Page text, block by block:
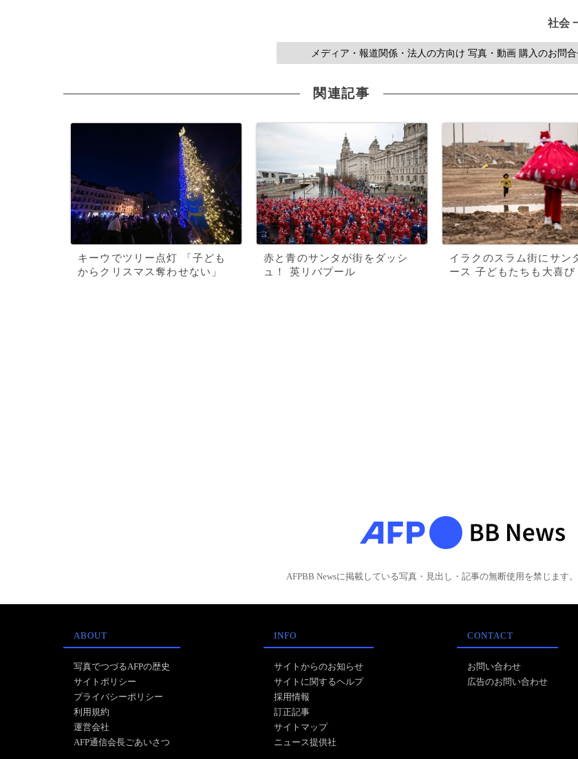
社会
メディア・報道関係・法人の方向け 写真・動画 購入のお問
関連記事
キーウでツリー点灯 「子ども
からクリスマス奪わせない」
赤と青のサンタが街をダッシ
ュ！ 英リバプール
イラクのスラム街にサン
ース 子どもたちも大喜び
AFPBB Newsに掲載している写真・見出し・記事の無断使用を禁じます
ABOUT
写真でつづるAFPの歴史
サイトポリシー
プライバシーポリシー
利用規約
運営会社
AFP通信会長ごあいさつ
INFO
サイトからのお知らせ
サイトに関するヘルプ
採用情報
訂正記事
サイトマップ
ニュース提供社
CONTACT
お問い合わせ
広告のお問い合わせ